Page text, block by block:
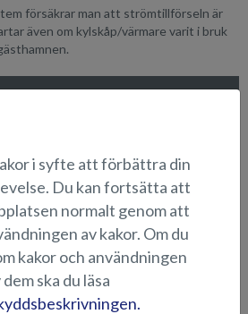
försäkrar man att strömtillförseln är
även om kylskåp/värmare varit i bruk
ÖVRIGA TILLBEHÖR
i syfte att förbättra din
Du kan fortsätta att
normalt genom att
av kakor. Om du
kakor och användningen
dem ska du läsa